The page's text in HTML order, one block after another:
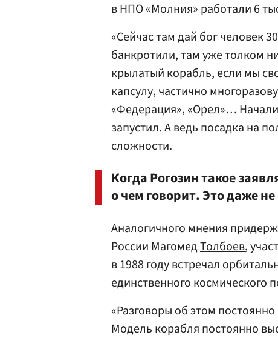
в НПО «Молния» работали 6
«Сейчас там дай бог человек
банкротили, там уже толком
крылатый корабль, если мы
капсулу, частично
«Федерация», «Орел»…
запустил. А ведь посадка на
сложности.
Когда Рогозин такое
о чем говорит. Это даже
Аналогичного мнения
России МагомедТолбоев,
в 1988 году встречал
единственного космического
«Разговоры об этом
Модель корабля постоянно